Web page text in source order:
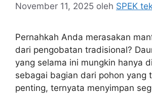
November 11, 2025 oleh SPEK
Pernahkah Anda merasakan
dari pengobatan tradisional?
yang selama ini mungkin hanya
sebagai bagian dari pohon yang
penting, ternyata menyimpan